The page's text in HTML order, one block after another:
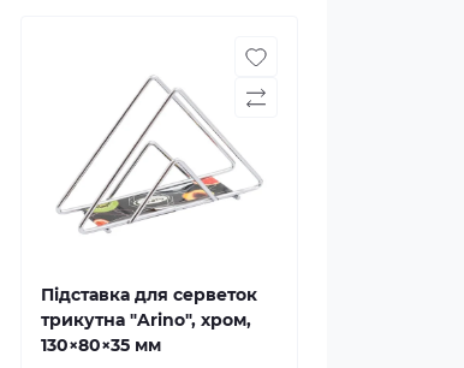
Підставка для серветок
трикутна "Arino", хром,
130×80×35 мм